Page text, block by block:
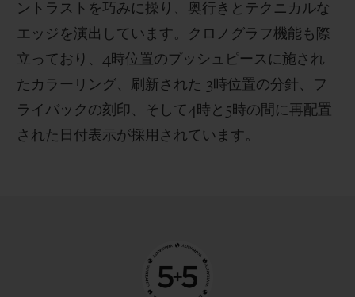
ントラストを巧みに操り、奥行きとテクニカルな
エッジを演出しています。クロノグラフ機能も際
立っており、4時位置のプッシュピースに施され
たカラーリング、刷新された 3時位置の分針、フ
ライバックの刻印、そして4時と5時の間に再配置
された日付表示が採用されています。